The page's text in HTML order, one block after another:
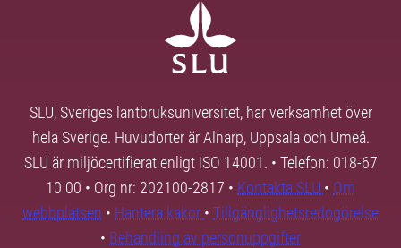
SLU, Sveriges lantbruksuniversitet, har verksamhet över
hela Sverige. Huvudorter är Alnarp, Uppsala och Umeå.
SLU är miljöcertifierat enligt ISO 14001. • Telefon: 018-67
10 00 • Org nr: 202100-2817 • Kontakta SLU • Om
webbplatsen • Hantera kakor • Tillgänglighetsredogörelse
• Behandling av personuppgifter